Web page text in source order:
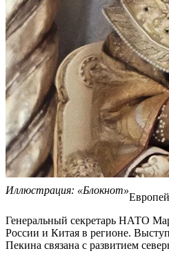
Иллюстрация: «Блокнот»
Генеральный секретарь НАТО
России и Китая в регионе.
Пекина связана с развитием